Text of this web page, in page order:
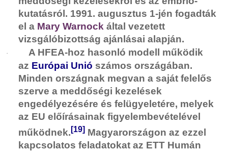
kutatásról. 1991. augusztus 1-jén fogadták
el a Mary Warnock által vezetett
vizsgálóbizottság ajánlásai alapján.
·
A HFEA-hoz hasonló modell működik
az Európai Unió számos országában.
Minden országnak megvan a saját felelős
szerve a meddőségi kezelések
engedélyezésére és felügyeletére, melyek
az EU előírásainak figyelembevételével
működnek. [19] Magyarországon az ezzel
kapcsolatos feladatokat az ETT Humán